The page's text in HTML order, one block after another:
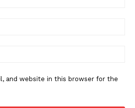
and website in this browser for the